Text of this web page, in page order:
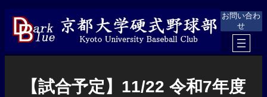
キ
お問い合わ
せ
【試合予定】11/22 令和7年度